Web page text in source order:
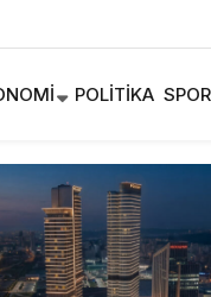
POLITIKA SPOR